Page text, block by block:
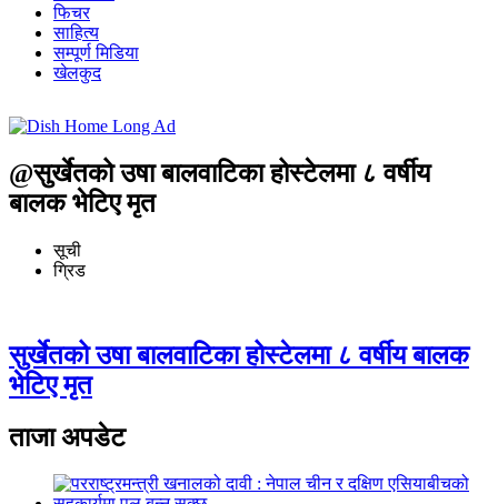
फिचर
साहित्य
सम्पूर्ण मिडिया
खेलकुद
@सुर्खेतको उषा बालवाटिका होस्टेलमा ८ वर्षीय
बालक भेटिए मृत
सूची
ग्रिड
सुर्खेतको उषा बालवाटिका होस्टेलमा ८ वर्षीय बालक
भेटिए मृत
ताजा अपडेट